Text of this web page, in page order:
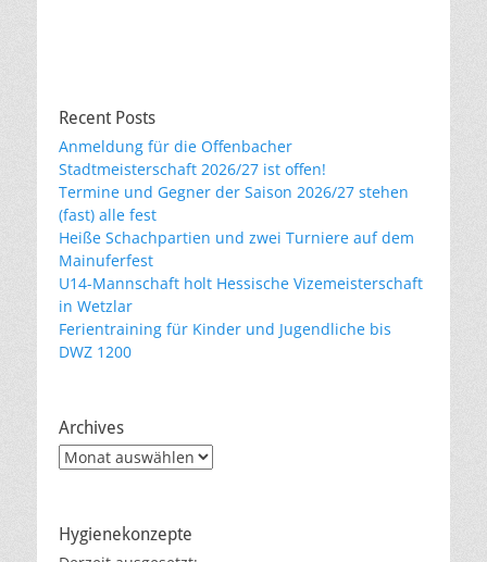
Recent Posts
Anmeldung für die Offenbacher
Stadtmeisterschaft 2026/27 ist offen!
Termine und Gegner der Saison 2026/27 stehen
(fast) alle fest
Heiße Schachpartien und zwei Turniere auf dem
Mainuferfest
U14-Mannschaft holt Hessische Vizemeisterschaft
in Wetzlar
Ferientraining für Kinder und Jugendliche bis
DWZ 1200
Archives
Archives
Hygienekonzepte